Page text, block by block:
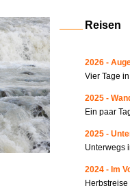
Reisen
2026 -
Vier Tage
2025 -
Ein paar
2025 -
Unterwegs
2024 - Im